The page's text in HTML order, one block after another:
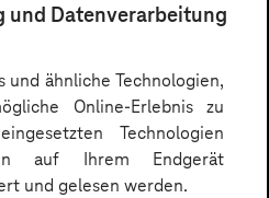
und Datenverarbeitung
ähnliche Technologien,
Online-Erlebnis zu
Technologien
auf Ihrem Endgerät
und gelesen werden.
Process